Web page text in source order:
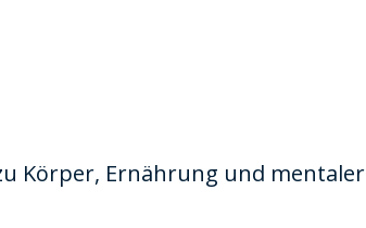
Körper, Ernährung und mentaler